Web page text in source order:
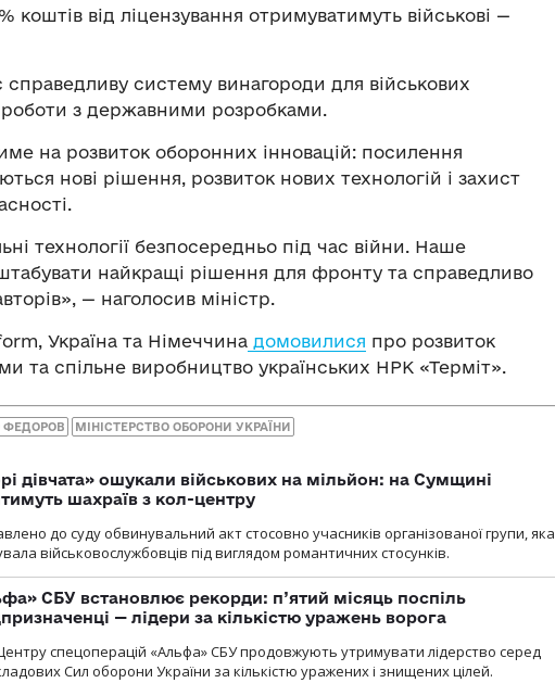
від ліцензування отримуватимуть військові —
систему винагороди для військових
роботи з державними розробками.
на розвиток оборонних інновацій: посилення
нові рішення, розвиток нових технологій і захист
технології безпосередньо під час війни. Наше
найкращі рішення для фронту та справедливо
— наголосив міністр.
Україна та Німеччина домовилися про розвиток
та спільне виробництво українських НРК «Терміт».
МІНІСТЕРСТВО ОБОРОНИ УКРАЇНИ
дівчата» ошукали військових на мільйон: на Сумщині
шахраїв з кол-центру
до суду обвинувальний акт стосовно учасників організованої групи, яка
військовослужбовців під виглядом романтичних стосунків.
СБУ встановлює рекорди: п’ятий місяць поспіль
— лідери за кількістю уражень ворога
Центру спецоперацій «Альфа» СБУ продовжують утримувати лідерство серед
Сил оборони України за кількістю уражених і знищених цілей.